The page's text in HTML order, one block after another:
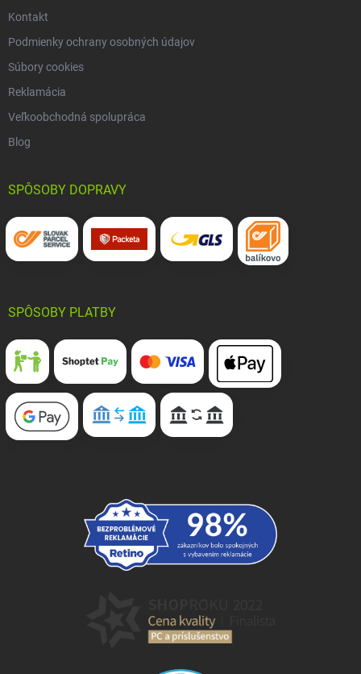
Kontakt
Podmienky ochrany osobných údajov
Súbory cookies
Reklamácia
Veľkoobchodná spolupráca
Blog
SPÔSOBY DOPRAVY
SPÔSOBY PLATBY